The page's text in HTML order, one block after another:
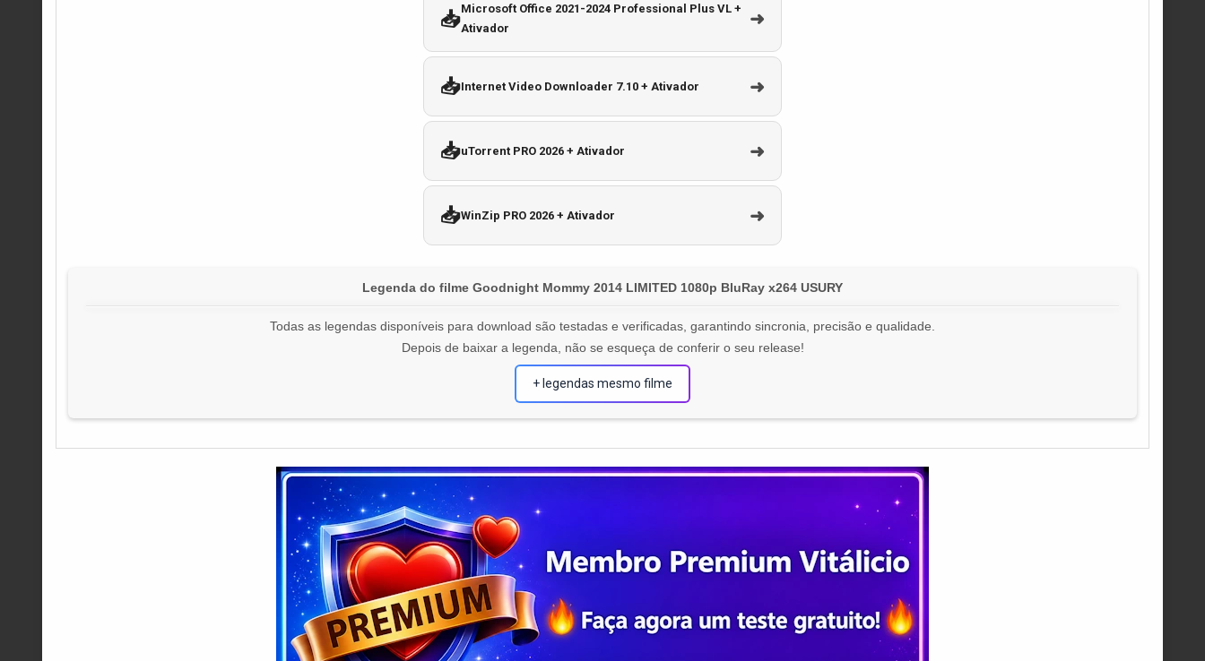
📥Microsoft Office 2021-2024 Professional Plus VL +
Ativador
➜
📥Internet Video Downloader 7.10 + Ativador ➜
📥uTorrent PRO 2026 + Ativador ➜
📥WinZip PRO 2026 + Ativador ➜
Legenda do filme Goodnight Mommy 2014 LIMITED 1080p BluRay x264 USURY
Todas as legendas disponíveis para download são testadas e verificadas, garantindo sincronia, precisão e qualidade.
Depois de baixar a legenda, não se esqueça de conferir o seu release!
+ legendas mesmo filme